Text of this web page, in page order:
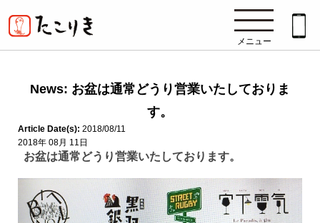
メニュー
News: お盆は通常どうり営業いたしておりま
す。
Article Date(s): 2018/08/11
2018年 08月 11日
お盆は通常どうり営業いたしております。